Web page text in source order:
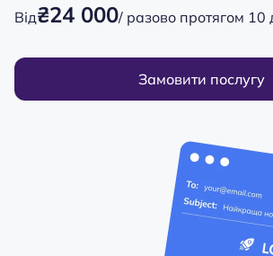
Від₴24 000/ разово протягом 10
Замовити послугу